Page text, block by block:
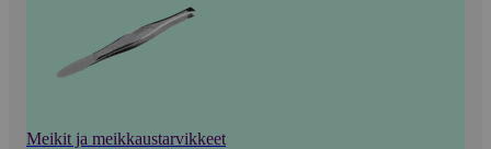
Meikit ja meikkaustarvikkeet